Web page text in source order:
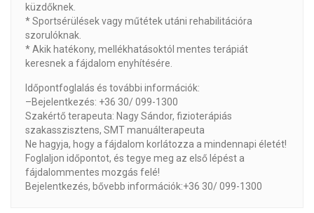
küzdőknek.
*Sportsérülések vagy műtétek utáni rehabilitációra
szorulóknak.
*Akik hatékony, mellékhatásoktól mentes terápiát
keresnek a fájdalom enyhítésére.
Időpontfoglalás és további információk:
–Bejelentkezés: +36 30/ 099-1300
Szakértő terapeuta: Nagy Sándor, fizioterápiás
szakasszisztens, SMT manuálterapeuta
Ne hagyja, hogy a fájdalom korlátozza a mindennapi életét!
Foglaljon időpontot, és tegye meg az első lépést a
fájdalommentes mozgás felé!
Bejelentkezés, bővebb információk:+36 30/ 099-1300